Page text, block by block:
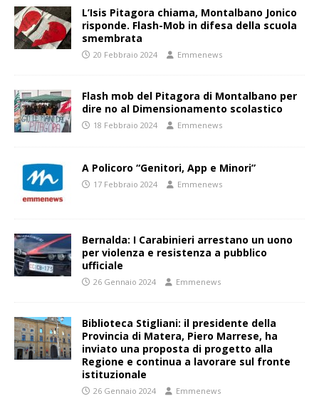
L’Isis Pitagora chiama, Montalbano Jonico
risponde. Flash-Mob in difesa della scuola
smembrata
20 Febbraio 2024 Emmenews
Flash mob del Pitagora di Montalbano per
dire no al Dimensionamento scolastico
18 Febbraio 2024 Emmenews
A Policoro “Genitori, App e Minori”
17 Febbraio 2024 Emmenews
Bernalda: I Carabinieri arrestano un uono
per violenza e resistenza a pubblico
ufficiale
26 Gennaio 2024 Emmenews
Biblioteca Stigliani: il presidente della
Provincia di Matera, Piero Marrese, ha
inviato una proposta di progetto alla
Regione e continua a lavorare sul fronte
istituzionale
26 Gennaio 2024 Emmenews